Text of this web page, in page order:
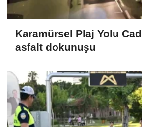
Karamürsel Plaj Yolu
asfalt dokunuşu